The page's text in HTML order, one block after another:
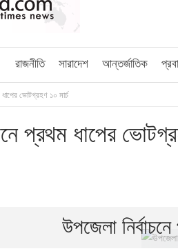
রাজনীতি সারাদেশ আন্তর্জাতিক
ধাপের ভোটগ্রহণ ১০ মার্চ
প্রথম ধাপের
উপজেলা